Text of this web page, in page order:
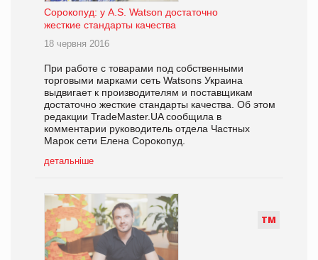
Сорокопуд: у A.S. Watson достаточно
жесткие стандарты качества
18 червня 2016
При работе с товарами под собственными
торговыми марками сеть Watsons Украина
выдвигает к производителям и поставщикам
достаточно жесткие стандарты качества. Об этом
редакции TradeMaster.UA сообщила в
комментарии руководитель отдела Частных
Марок сети Елена Сорокопуд.
детальніше
ТМ